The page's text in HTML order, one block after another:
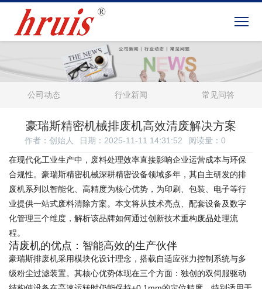
公司动态 行业新闻 常见问答
豪瑞斯精密机械排废机高效清废解决方案
作者：创始人 日期：2025-11-11 14:31:52 阅读量： 0
在现代化工业生产中，废料处理效率直接影响企业运营成本与环保
合规性。豪瑞斯精密机械深耕精密设备领域多年，其自主研发的排
废机系列以智能化、高精度为核心优势，为印刷、包装、电子等行
业提供一站式废料清除方案。本文将从技术亮点、配套设备及数字
化管理三个维度，解析该品牌如何通过创新技术重构废品处理流
程。
清废机的优点：智能高效的生产伙伴
豪瑞斯排废机采用模块化设计理念，搭载自适应张力控制系统与多
级粉尘过滤装置。其核心优势体现在三个方面：独创的双伺服驱动